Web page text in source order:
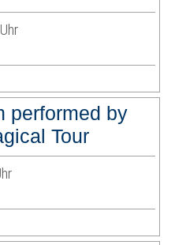
performed by
Tour